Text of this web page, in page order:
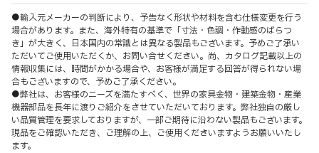
●輸入元メーカーの判断により、予告なく形状や材料を含む仕様変更を行う
場合があります。また、海外特有の基準で「寸法・色調・作動感のばらつ
き」が大きく、日本国内の常識とは異なる製品もございます。予めご了承い
ただいてご使用いただくか、お問い合せください。尚、カタログ記載以上の
情報収集には、時間がかかる場合や、お客様が満足する回答が得られない場
合もございますので、予めご了承ください。
●弊社は、お客様のニーズを満たすべく、世界の家具金物・建築金物・産業
機器部品を長年に渡りご紹介をさせていただいております。弊社独自の厳し
い品質管理を要求しておりますが、一部ご期待に沿わない製品もございます。
現品をご確認いただき、ご理解の上、ご使用くださいますようお願いいたし
ます。